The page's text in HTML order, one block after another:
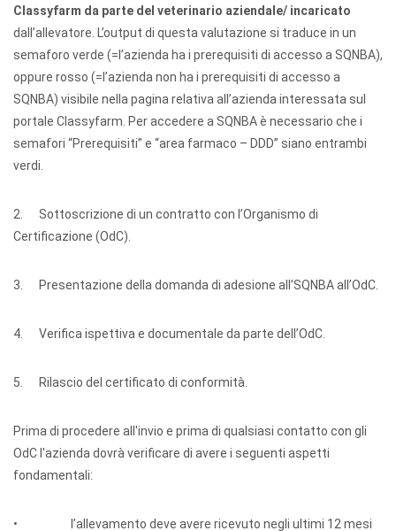
Classyfarm da parte del veterinario aziendale/ incaricato
dall’allevatore. L’output di questa valutazione si traduce in un
semaforo verde (=l’azienda ha i prerequisiti di accesso a SQNBA),
oppure rosso (=l’azienda non ha i prerequisiti di accesso a
SQNBA) visibile nella pagina relativa all’azienda interessata sul
portale Classyfarm. Per accedere a SQNBA è necessario che i
semafori “Prerequisiti” e “area farmaco – DDD” siano entrambi
verdi.
2. Sottoscrizione di un contratto con l’Organismo di
Certificazione (OdC).
3. Presentazione della domanda di adesione all’SQNBA all’OdC.
4. Verifica ispettiva e documentale da parte dell’OdC.
5. Rilascio del certificato di conformità.
Prima di procedere all'invio e prima di qualsiasi contatto con gli
OdC l'azienda dovrà verificare di avere i seguenti aspetti
fondamentali:
• l’allevamento deve avere ricevuto negli ultimi 12 mesi